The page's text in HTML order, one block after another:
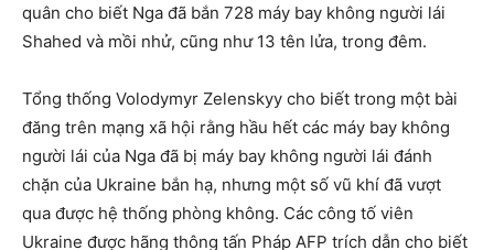
quân cho biết Nga đã bắn 728 máy bay không người lái
Shahed và mồi nhử, cũng như 13 tên lửa, trong đêm.
Tổng thống Volodymyr Zelenskyy cho biết trong một bài
đăng trên mạng xã hội rằng hầu hết các máy bay không
người lái của Nga đã bị máy bay không người lái đánh
chặn của Ukraine bắn hạ, nhưng một số vũ khí đã vượt
qua được hệ thống phòng không. Các công tố viên
Ukraine được hãng thông tấn Pháp AFP trích dẫn cho biết